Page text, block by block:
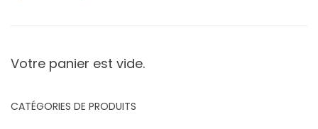
Votre panier est vide.
CATÉGORIES DE PRODUITS